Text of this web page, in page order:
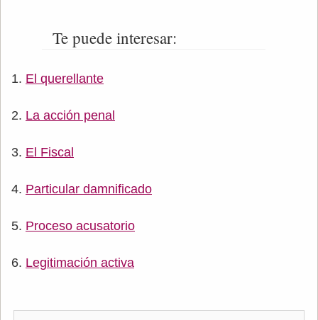
Te puede interesar:
El querellante
La acción penal
El Fiscal
Particular damnificado
Proceso acusatorio
Legitimación activa